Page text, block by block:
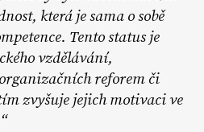
která je sama o sobě
Tento status je
vzdělávání,
reforem či
zvyšuje jejich motivaci ve